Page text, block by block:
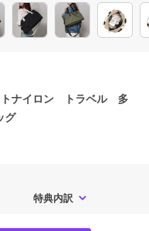
トナイロン トラベル 多
グ
特典内訳